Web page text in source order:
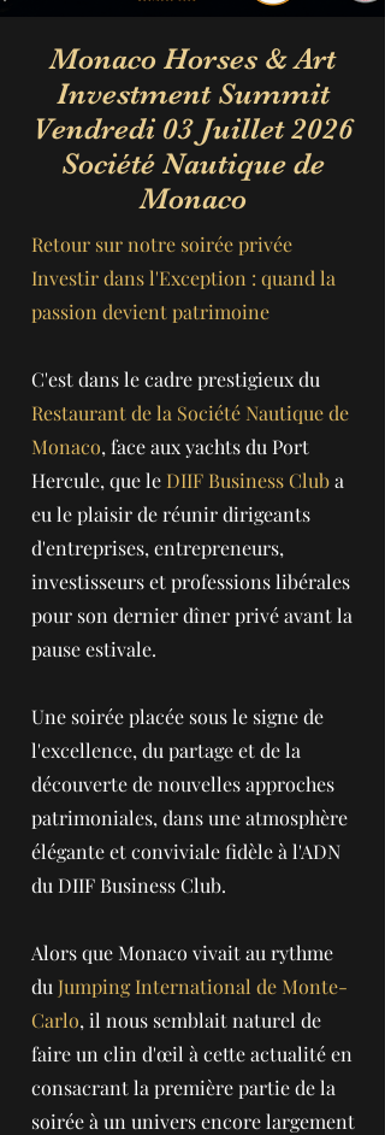
Monaco Horses & Art
Investment Summit
Vendredi 03 Juillet 2026
Société Nautique de
Monaco
Retour sur notre soirée privée
Investir dans l'Exception : quand la
passion devient patrimoine
C'est dans le cadre prestigieux du
Restaurant de la Société Nautique de
Monaco, face aux yachts du Port
Hercule, que le DIIF Business Cluba
eu le plaisir de réunir dirigeants
d'entreprises, entrepreneurs,
investisseurs et professions libérales
pour son dernier dîner privé avant la
pause estivale.
Une soirée placée sous le signe de
l'excellence, du partage et de la
découverte de nouvelles approches
patrimoniales, dans une atmosphère
élégante et conviviale fidèle à l'ADN
du DIIF Business Club.
Alors que Monaco vivait au rythme
du Jumping International de Monte-
Carlo, il nous semblait naturel de
faire un clin d'œil à cette actualité en
consacrant la première partie de la
soirée à un univers encore largement